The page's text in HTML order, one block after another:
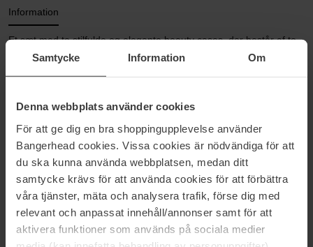
Samtycke Information Om
Denna webbplats använder cookies
För att ge dig en bra shoppingupplevelse använder
Bangerhead cookies. Vissa cookies är nödvändiga för att
du ska kunna använda webbplatsen, medan ditt
samtycke krävs för att använda cookies för att förbättra
våra tjänster, mäta och analysera trafik, förse dig med
relevant och anpassat innehåll/annonser samt för att
aktivera funktioner som används på sociala medier
Information
Et sæt med to stilfulde og elegante beauty cases, der består af to
dele: et eksklusivt, kompakt etui og et gennemsigtigt rejseetui, der
Black.
Materialer:
Udvendigt: Vegansk læder af høj kvalitet
Indvendigt: DUK og klar TPU.
Mål:
Stor toilettaske i vegansk læder: L: 208 / B: 110 / H: 120 mm
Indenfor toilettaske: L: 189 / B: 89 / H: 72mm